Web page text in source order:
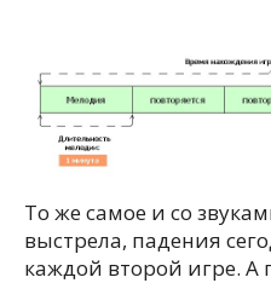
То же самое и со
выстрела, падения
каждой второй игре. А